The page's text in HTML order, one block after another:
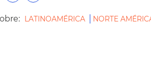
LATINOAMÉRICA NORTE